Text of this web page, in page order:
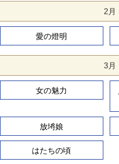
2月
愛の燈明
3月
女の魅力
放埓娘
はたちの頃